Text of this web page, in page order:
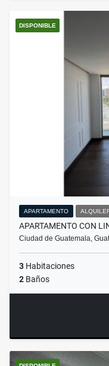
DISPONIBLE
APARTAMENTO
APARTAMENTO CON
Ciudad de Guatemala,
3 Habitaciones
2 Baños